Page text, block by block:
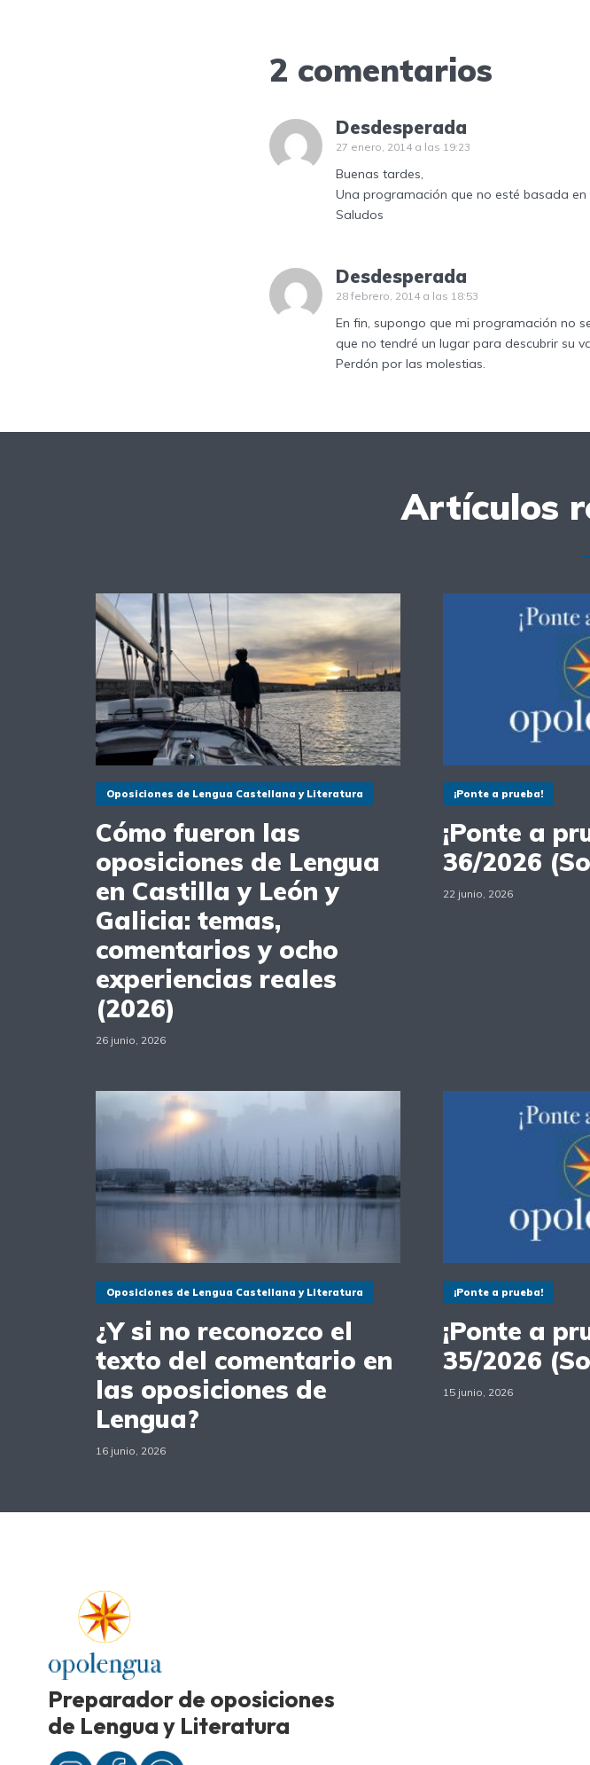
2 comentarios
Desdesperada
27 enero, 2014 a las 19:23
Buenas tardes,
Una programación que no esté basada
Saludos
Desdesperada
28 febrero, 2014 a las 18:53
En fin, supongo que mi programación no
que no tendré un lugar para descubrir su
Perdón por las molestias.
Artículos
Oposiciones de Lengua Castellana y Literatura
Cómo fueron las
oposiciones de Lengua
en Castilla y León y
Galicia: temas,
comentarios y ocho
experiencias reales
(2026)
26 junio, 2026
¡Ponte a prueba!
¡Ponte a
36/2026
22 junio, 2026
Oposiciones de Lengua Castellana y Literatura
¿Y si no reconozco el
texto del comentario en
las oposiciones de
Lengua?
16 junio, 2026
¡Ponte a prueba!
¡Ponte a
35/2026
15 junio, 2026
Preparador de oposiciones
de Lengua y Literatura